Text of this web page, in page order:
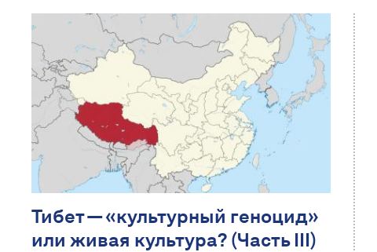
Тибет — «культурный геноцид»
или живая культура? (Часть III)